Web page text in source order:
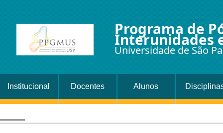
Programa de
Interunidades
Universidade de São
Institucional Docentes Alunos